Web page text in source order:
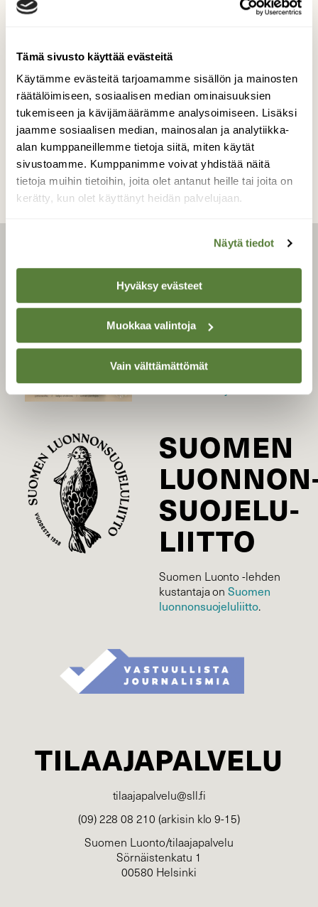
Tämä sivusto käyttää evästeitä
Käytämme evästeitä tarjoamamme sisällön ja mainosten
räätälöimiseen, sosiaalisen median ominaisuuksien
tukemiseen ja kävijämäärämme analysoimiseen. Lisäksi
jaamme sosiaalisen median, mainosalan ja analytiikka-
alan kumppaneillemme tietoja siitä, miten käytät
sivustoamme. Kumppanimme voivat yhdistää näitä
tietoja muihin tietoihin, joita olet antanut heille tai joita on
kerätty, kun olet käyttänyt heidän palvelujaan.
Näytä tiedot
Hyväksy evästeet
Muokkaa valintoja
Vain välttämättömät
Auringon nousun aikoihin heinäkuun lopussa
Kuvaaja: Ritva Lamminen
Kilpailun etusivulle
LEHTI
Uusin lehti
Tilaa Suomen Luonto
Tilaa digilukuoikeus
Äänestä parasta juttua
SUOMEN
SUOJELU­
LIITTO
Suomen Luonto -lehden
kustantaja onSuomen
luonnonsuojelu­liitto.
TILAAJAPALVELU
tilaajapalvelu@sll.fi
(09) 228 08 210 (arkisin klo 9-15)
Suomen Luonto/tilaajapalvelu
Sörnäistenkatu 1
00580 Helsinki